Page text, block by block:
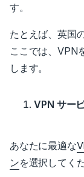
す。
たとえば、 英国
ここでは、VPN
します。
VPN サー
あなたに最適な
ンを選択してく